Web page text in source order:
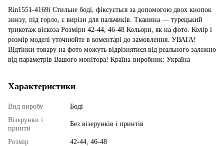
Rin1551-4169i Стильне боді, фіксується за допомогою двох кнопок
знизу, під горло, є вирізи для пальчиків. Тканина — турецький
трикотаж віскоза Розміри 42-44, 46-48 Кольори, як на фото. Колір і
розмір моделі уточнюйте в коментарі до замовлення. УВАГА!
Відтінки товару на фото можуть відрізнятися від реального залежно
від параметрів Вашого монітора! Країна-виробник: Україна
Характеристики
Вид виробу
Боді
Візерунки і
принти
Без візерунків і принтів
Розмір
42-44, 46-48